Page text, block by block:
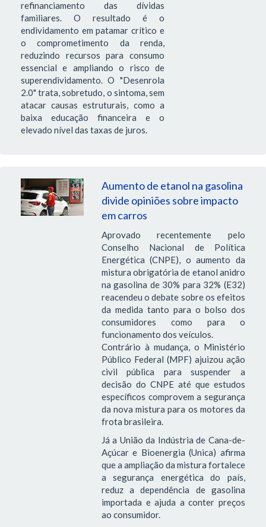
refinanciamento das dívidas
familiares. O resultado é o
endividamento em patamar crítico e
o comprometimento da renda,
reduzindo recursos para consumo
essencial e ampliando o risco de
superendividamento. O "Desenrola
2.0" trata, sobretudo, o sintoma, sem
atacar causas estruturais, como a
baixa educação financeira e o
elevado nível das taxas de juros.
Aumento de etanol na gasolina
divide opiniões sobre impacto
em carros
Aprovado recentemente pelo
Conselho Nacional de Política
Energética (CNPE), o aumento da
mistura obrigatória de etanol anidro
na gasolina de 30% para 32% (E32)
reacendeu o debate sobre os efeitos
da medida tanto para o bolso dos
consumidores como para o
funcionamento dos veículos.
Contrário à mudança, o Ministério
Público Federal (MPF) ajuizou ação
civil pública para suspender a
decisão do CNPE até que estudos
específicos comprovem a segurança
da nova mistura para os motores da
frota brasileira.
Já a União da Indústria de Cana-de-
Açúcar e Bioenergia (Unica) afirma
que a ampliação da mistura fortalece
a segurança energética do país,
reduz a dependência de gasolina
importada e ajuda a conter preços
ao consumidor.